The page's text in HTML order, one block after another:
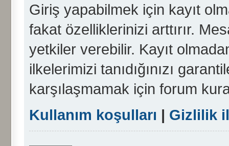
Giriş yapabilmek için kayıt
fakat özelliklerinizi arttırır.
yetkiler verebilir. Kayıt
ilkelerimizi tanıdığınızı
karşılaşmamak için forum
Kullanım koşulları | Gizlilik